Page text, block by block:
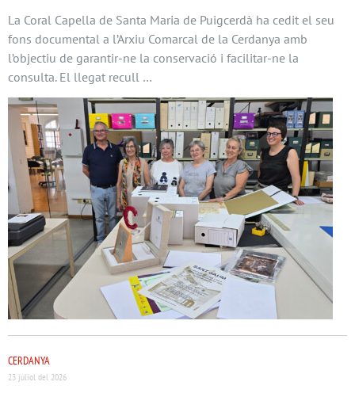
La Coral Capella de Santa Maria de Puigcerdà ha cedit el seu
fons documental a l’Arxiu Comarcal de la Cerdanya amb
l’objectiu de garantir-ne la conservació i facilitar-ne la
consulta. El llegat recull …
CERDANYA
23 juliol del 2026